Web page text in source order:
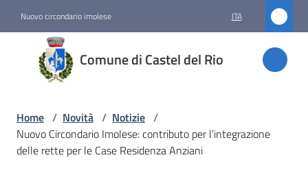
Nuovo circondario imolese ITA
Comune di Castel del Rio
Comune
di
Castel
Home / Novità / Notizie /
Nuovo Circondario Imolese: contributo per l’integrazione
delle rette per le Case Residenza Anziani